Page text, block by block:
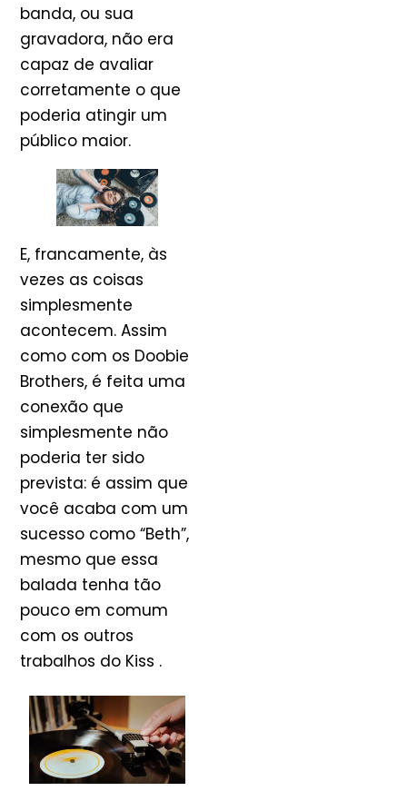
banda, ou sua
gravadora, não era
capaz de avaliar
corretamente o que
poderia atingir um
público maior.
E, francamente, às
vezes as coisas
simplesmente
acontecem. Assim
como com os Doobie
Brothers, é feita uma
conexão que
simplesmente não
poderia ter sido
prevista: é assim que
você acaba com um
sucesso como “Beth”,
mesmo que essa
balada tenha tão
pouco em comum
com os outros
trabalhos do Kiss .